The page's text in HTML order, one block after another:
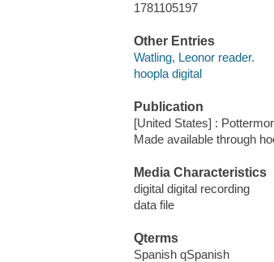
1781105197
Other Entries
Watling, Leonor reader.
hoopla digital
Publication
[United States] :
Made available through
Media Characteristics
digital digital recording
data file
Qterms
Spanish qSpanish